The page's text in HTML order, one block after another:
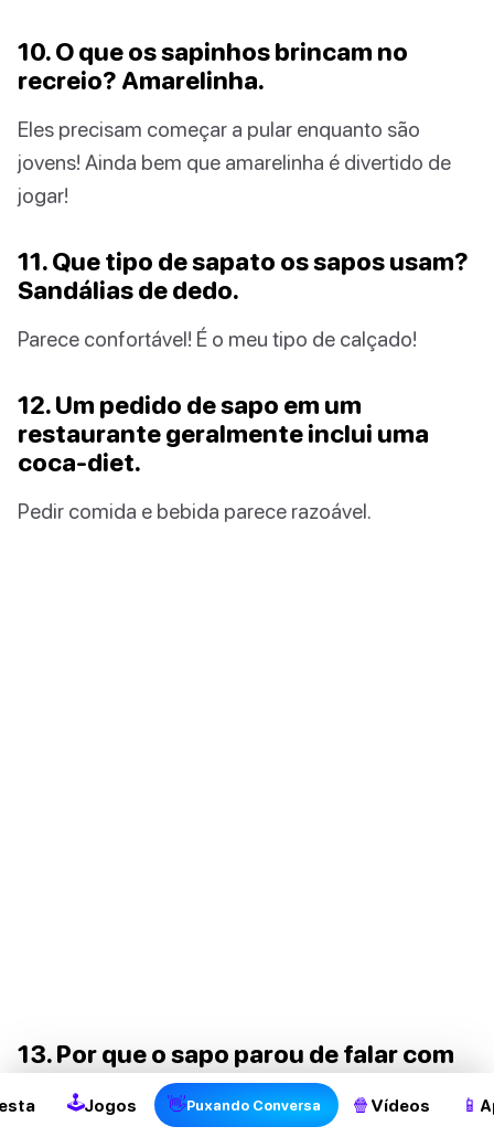
10. O que os sapinhos brincam no
recreio? Amarelinha.
Eles precisam começar a pular enquanto são
jovens! Ainda bem que amarelinha é divertido de
jogar!
11. Que tipo de sapato os sapos usam?
Sandálias de dedo.
Parece confortável! É o meu tipo de calçado!
12. Um pedido de sapo em um
restaurante geralmente inclui uma
coca-diet.
Pedir comida e bebida parece razoável.
13. Por que o sapo parou de falar com
as outras rãs? Porque ele se
comprometeu em seu relacionamento
🕹Jogos 👋Puxando Conversa 🍿 Vídeos 📱